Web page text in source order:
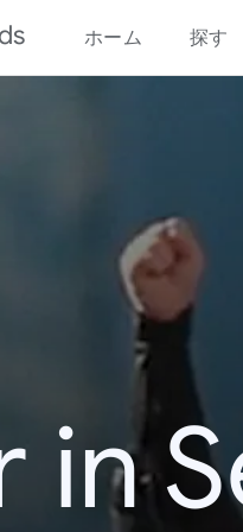
ホーム 探す
in